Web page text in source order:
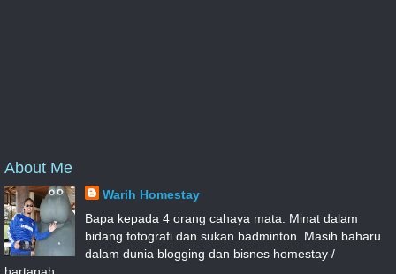
About Me
Warih Homestay
Bapa kepada 4 orang cahaya mata. Minat dalam
bidang fotografi dan sukan badminton. Masih baharu
dalam dunia blogging dan bisnes homestay /
hartanah.